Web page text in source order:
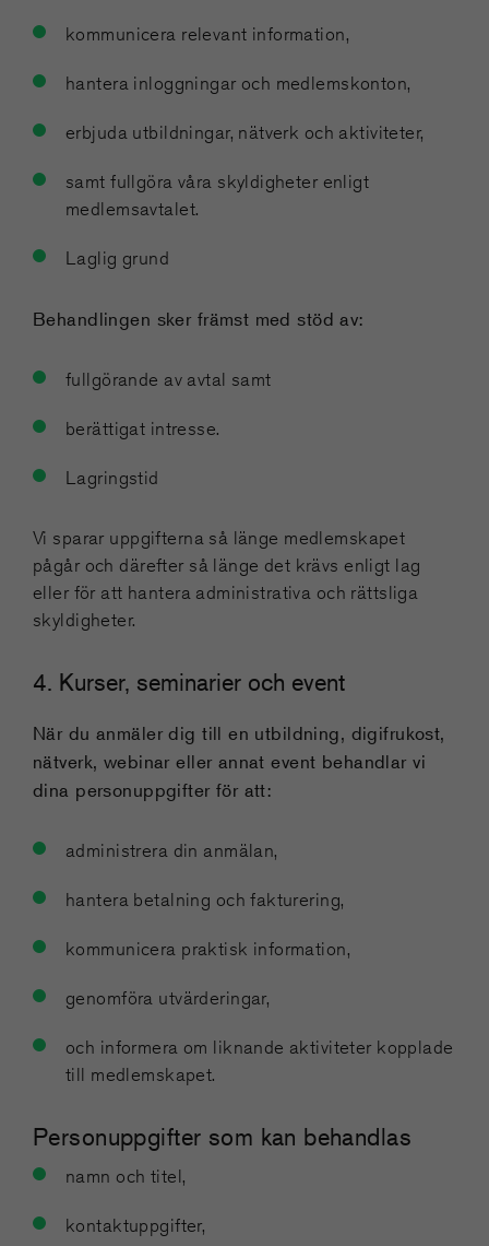
kommunicera relevant information,
hantera inloggningar och medlemskonton,
erbjuda utbildningar, nätverk och aktiviteter,
samt fullgöra våra skyldigheter enligt
medlemsavtalet.
Laglig grund
Behandlingen sker främst med stöd av:
fullgörande av avtal samt
berättigat intresse.
Lagringstid
Vi sparar uppgifterna så länge medlemskapet
pågår och därefter så länge det krävs enligt lag
eller för att hantera administrativa och rättsliga
skyldigheter.
4. Kurser, seminarier och event
När du anmäler dig till en utbildning, digifrukost,
nätverk, webinar eller annat event behandlar vi
dina personuppgifter för att:
administrera din anmälan,
hantera betalning och fakturering,
kommunicera praktisk information,
genomföra utvärderingar,
och informera om liknande aktiviteter kopplade
till medlemskapet.
Personuppgifter som kan behandlas
namn och titel,
kontaktuppgifter,